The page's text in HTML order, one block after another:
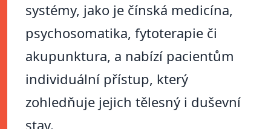
systémy, jako je čínská medicína,
psychosomatika, fytoterapie či
akupunktura, a nabízí pacientům
individuální přístup, který
zohledňuje jejich tělesný i duševní
stav.